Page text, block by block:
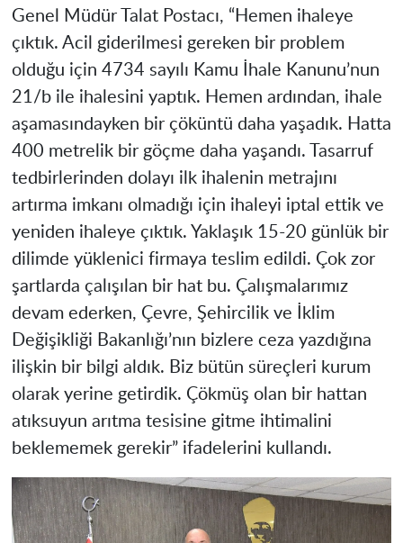
Genel Müdür Talat Postacı, “Hemen ihaleye
çıktık. Acil giderilmesi gereken bir problem
olduğu için 4734 sayılı Kamu İhale Kanunu’nun
21/b ile ihalesini yaptık. Hemen ardından, ihale
aşamasındayken bir çöküntü daha yaşadık. Hatta
400 metrelik bir göçme daha yaşandı. Tasarruf
tedbirlerinden dolayı ilk ihalenin metrajını
artırma imkanı olmadığı için ihaleyi iptal ettik ve
yeniden ihaleye çıktık. Yaklaşık 15-20 günlük bir
dilimde yüklenici firmaya teslim edildi. Çok zor
şartlarda çalışılan bir hat bu. Çalışmalarımız
devam ederken, Çevre, Şehircilik ve İklim
Değişikliği Bakanlığı’nın bizlere ceza yazdığına
ilişkin bir bilgi aldık. Biz bütün süreçleri kurum
olarak yerine getirdik. Çökmüş olan bir hattan
atıksuyun arıtma tesisine gitme ihtimalini
beklememek gerekir” ifadelerini kullandı.